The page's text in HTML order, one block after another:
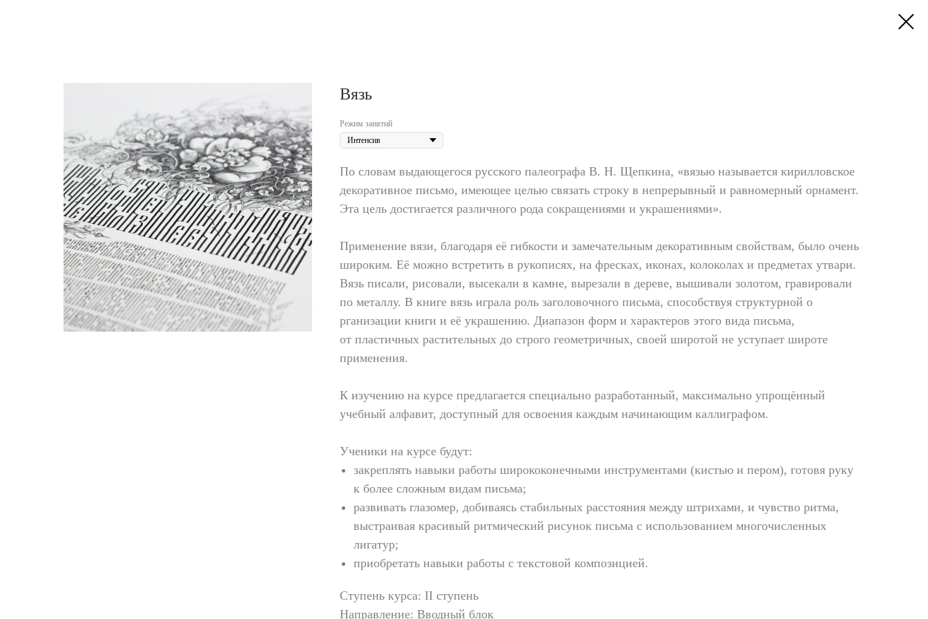
Вязь
Режим занятий
По словам выдающегося русского палеографа В. Н. Щепкина, «вязью называется кирилловское
декоративное письмо, имеющее целью связать строку в непрерывный и равномерный орнамент.
Эта цель достигается различного рода сокращениями и украшениями».
Применение вязи, благодаря её гибкости и замечательным декоративным свойствам, было очень
широким. Её можно встретить в рукописях, на фресках, иконах, колоколах и предметах утвари.
Вязь писали, рисовали, высекали в камне, вырезали в дереве, вышивали золотом, гравировали
по металлу. В книге вязь играла роль заголовочного письма, способствуя структурной о
рганизации книги и её украшению. Диапазон форм и характеров этого вида письма,
от пластичных растительных до строго геометричных, своей широтой не уступает широте
применения.
К изучению на курсе предлагается специально разработанный, максимально упрощённый
учебный алфавит, доступный для освоения каждым начинающим каллиграфом.
Ученики на курсе будут:
закреплять навыки работы ширококонечными инструментами (кистью и пером), готовя руку
к более сложным видам письма;
развивать глазомер, добиваясь стабильных расстояния между штрихами, и чувство ритма,
выстраивая красивый ритмический рисунок письма с использованием многочисленных
лигатур;
приобретать навыки работы с текстовой композицией.
Ступень курса: II ступень
Направление: Вводный блок